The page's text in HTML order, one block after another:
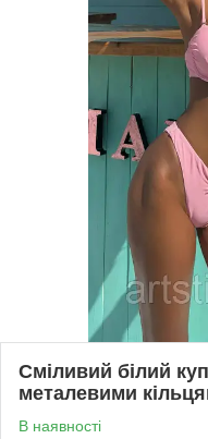
Сміливий білий
металевими
В наявності